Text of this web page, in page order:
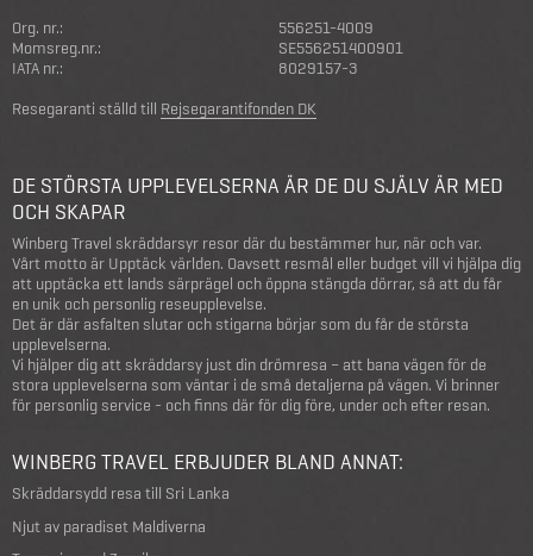
Org. nr.:
556251-4009
Momsreg.nr.:
SE556251400901
IATA nr.:
8029157-3
Resegaranti ställd till Rejsegarantifonden DK
DE STÖRSTA UPPLEVELSERNA ÄR DE DU SJÄLV ÄR MED
OCH SKAPAR
Winberg Travel skräddarsyr resor där du bestämmer hur, när och var.
Vårt motto är Upptäck världen. Oavsett resmål eller budget vill vi hjälpa dig
att upptäcka ett lands särprägel och öppna stängda dörrar, så att du får
en unik och personlig reseupplevelse.
Det är där asfalten slutar och stigarna börjar som du får de största
upplevelserna.
Vi hjälper dig att skräddarsy just din drömresa – att bana vägen för de
stora upplevelserna som väntar i de små detaljerna på vägen. Vi brinner
för personlig service - och finns där för dig före, under och efter resan.
WINBERG TRAVEL ERBJUDER BLAND ANNAT:
Skräddarsydd resa till Sri Lanka
Njut av paradiset Maldiverna